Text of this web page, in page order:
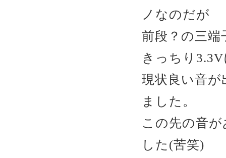
ノなのだが
前段？の三
きっちり
現状良い音
ました。
この先の音
した(苦笑)